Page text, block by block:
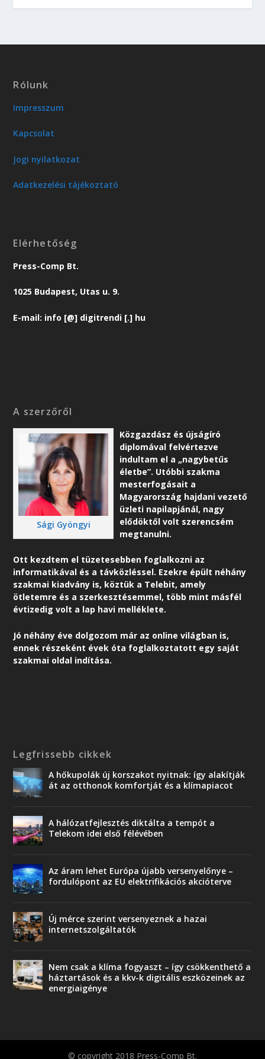
Rólunk
Impresszum
Kapcsolat
Jogi nyilatkozat
Adatkezelési tájékoztató
Elérhetőség
Press-Comp Bt.
1025 Budapest, Utas u. 9.
E-mail: info [@] digitrendi [.] hu
A szerzőről
Sági Gyöngyi
Közgazdász és újságíró
diplomával felvértezve
indultam el a „nagybetűs
életbe”. Utóbbi szakma
mesterfogásait a
Magyarország hajdani vezető
üzleti napilapjánál, nagy
elődöktől volt szerencsém
megtanulni.
Ott kezdtem el tüzetesebben foglalkozni az
informatikával és a távközléssel. Ezekre épült néhány
szakmai kiadvány is, köztük a Telebit, amely
ötletemre és a szerkesztésemmel, több mint másfél
évtizedig volt a lap havi melléklete.
Jó néhány éve dolgozom már az online világban is,
ennek részeként évek óta foglalkoztatott egy saját
szakmai oldal indítása.
Legfrissebb cikkek
A hőkupolák új korszakot nyitnak: így alakítják
át az otthonok komfortját és a klímapiacot
A hálózatfejlesztés diktálta a tempót a
Telekom idei első félévében
Az áram lehet Európa újabb versenyelőnye –
fordulópont az EU elektrifikációs akcióterve
Új mérce szerint versenyeznek a hazai
internetszolgáltatók
Nem csak a klíma fogyaszt – így csökkenthető a
háztartások és a kkv-k digitális eszközeinek az
energiaigénye
© copyright 2018 Press-Comp Bt.